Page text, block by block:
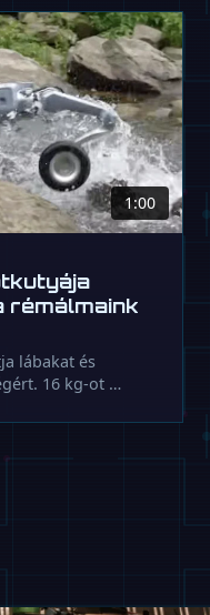
1:00
rémálmaink
lábakat és
16 kg-ot …